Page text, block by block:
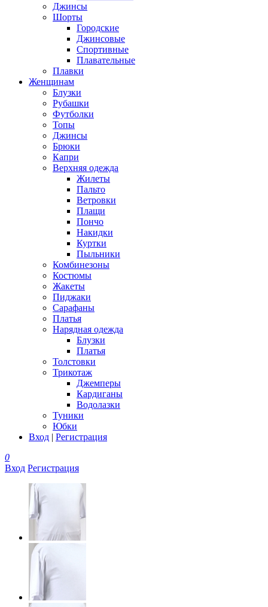
Джинсы
Шорты
Городские
Джинсовые
Спортивные
Плавательные
Плавки
Женщинам
Блузки
Рубашки
Футболки
Топы
Джинсы
Брюки
Капри
Верхняя одежда
Жилеты
Пальто
Ветровки
Плащи
Пончо
Накидки
Куртки
Пыльники
Комбинезоны
Костюмы
Жакеты
Пиджаки
Сарафаны
Платья
Нарядная одежда
Блузки
Платья
Толстовки
Трикотаж
Джемперы
Кардиганы
Водолазки
Туники
Юбки
Вход | Регистрация
0
Вход Регистрация